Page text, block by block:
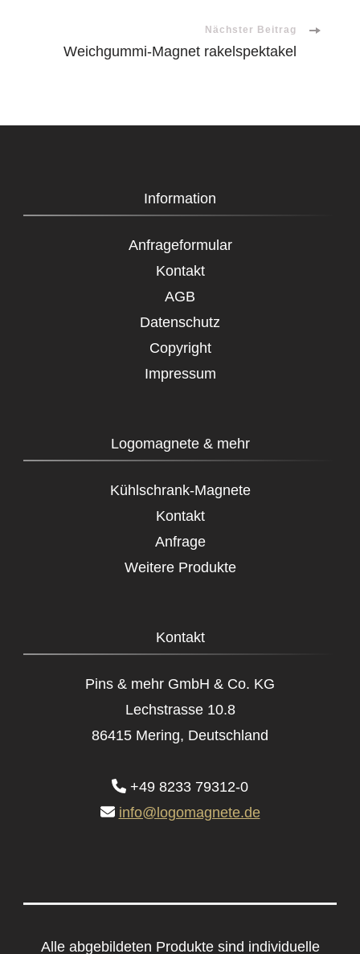
Nächster Beitrag
Weichgummi-Magnet rakelspektakel
Information
Anfrageformular
Kontakt
AGB
Datenschutz
Copyright
Impressum
Logomagnete & mehr
Kühlschrank-Magnete
Kontakt
Anfrage
Weitere Produkte
Kontakt
Pins & mehr GmbH & Co. KG
Lechstrasse 10.8
86415 Mering, Deutschland
+49 8233 79312-0
info@logomagnete.de
Alle abgebildeten Produkte sind individuelle